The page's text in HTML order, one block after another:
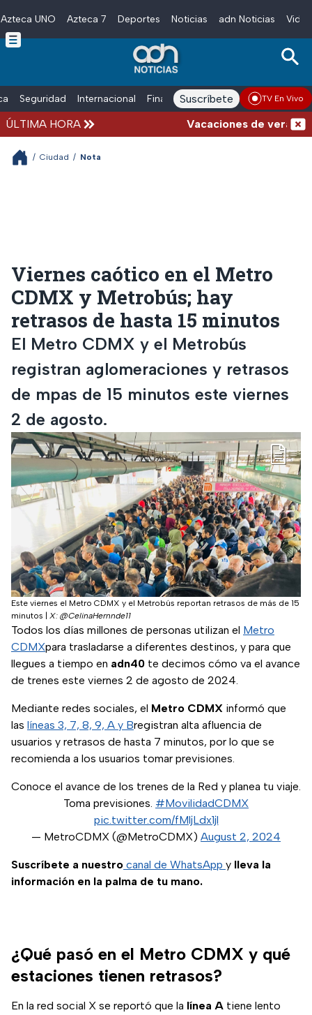
Skip to main content
Azteca UNO Azteca 7 Deportes Noticias adn Noticias
Seguridad Internacional Finanzas adn Noticias Radio
Suscríbete TV En Vivo
ÚLTIMA HORA Vacaciones de verano
/ Ciudad / Nota
Viernes caótico en el Metro
CDMX y Metrobús; hay
retrasos de hasta 15 minutos
El Metro CDMX y el Metrobús
registran aglomeraciones y retrasos
de mpas de 15 minutos este viernes
2 de agosto.
Este viernes el Metro CDMX y el Metrobús reportan retrasos de más de 15
minutos
X: @CelinaHernnde11
Todos los días millones de personas utilizan el Metro
CDMXpara trasladarse a diferentes destinos, y para que
llegues a tiempo en adn40 te decimos cómo va el avance
de trenes este viernes 2 de agosto de 2024.
Mediante redes sociales, el Metro CDMX informó que
las líneas 3, 7, 8, 9, A y Bregistran alta afluencia de
usuarios y retrasos de hasta 7 minutos, por lo que se
recomienda a los usuarios tomar previsiones.
Conoce el avance de los trenes de la Red y planea tu viaje.
Toma previsiones. #MovilidadCDMX
pic.twitter.com/fMljLdx1jl
— MetroCDMX (@MetroCDMX) August 2, 2024
Suscríbete a nuestro canal de WhatsApp y lleva la
información en la palma de tu mano.
¿Qué pasó en el Metro CDMX y qué
estaciones tienen retrasos?
En la red social X se reportó que la línea A tiene lento